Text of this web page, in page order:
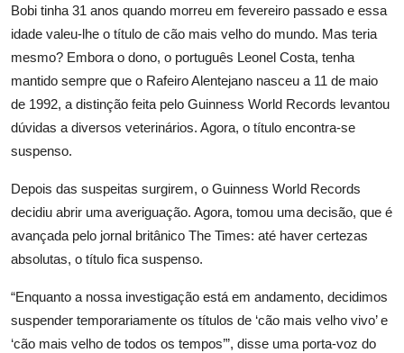
Bobi tinha 31 anos quando morreu em fevereiro passado e essa
idade valeu-lhe o título de cão mais velho do mundo. Mas teria
mesmo? Embora o dono, o português Leonel Costa, tenha
mantido sempre que o Rafeiro Alentejano nasceu a 11 de maio
de 1992, a distinção feita pelo Guinness World Records levantou
dúvidas a diversos veterinários. Agora, o título encontra-se
suspenso.
Depois das suspeitas surgirem, o Guinness World Records
decidiu abrir uma averiguação. Agora, tomou uma decisão, que é
avançada pelo jornal britânico The Times: até haver certezas
absolutas, o título fica suspenso.
“Enquanto a nossa investigação está em andamento, decidimos
suspender temporariamente os títulos de ‘cão mais velho vivo’ e
‘cão mais velho de todos os tempos’”, disse uma porta-voz do